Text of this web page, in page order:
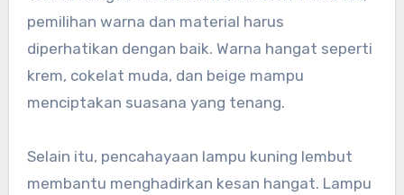
pemilihan warna dan material harus
diperhatikan dengan baik. Warna hangat seperti
krem, cokelat muda, dan beige mampu
menciptakan suasana yang tenang.
Selain itu, pencahayaan lampu kuning lembut
membantu menghadirkan kesan hangat. Lampu